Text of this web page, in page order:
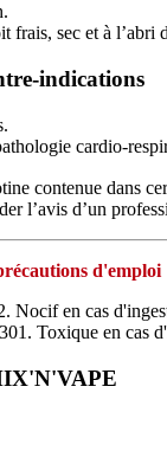
frais, sec et à l’abri
indications
cardio-
contenue dans
l’avis d’un
d'emploi
Nocif en cas
Toxique en cas